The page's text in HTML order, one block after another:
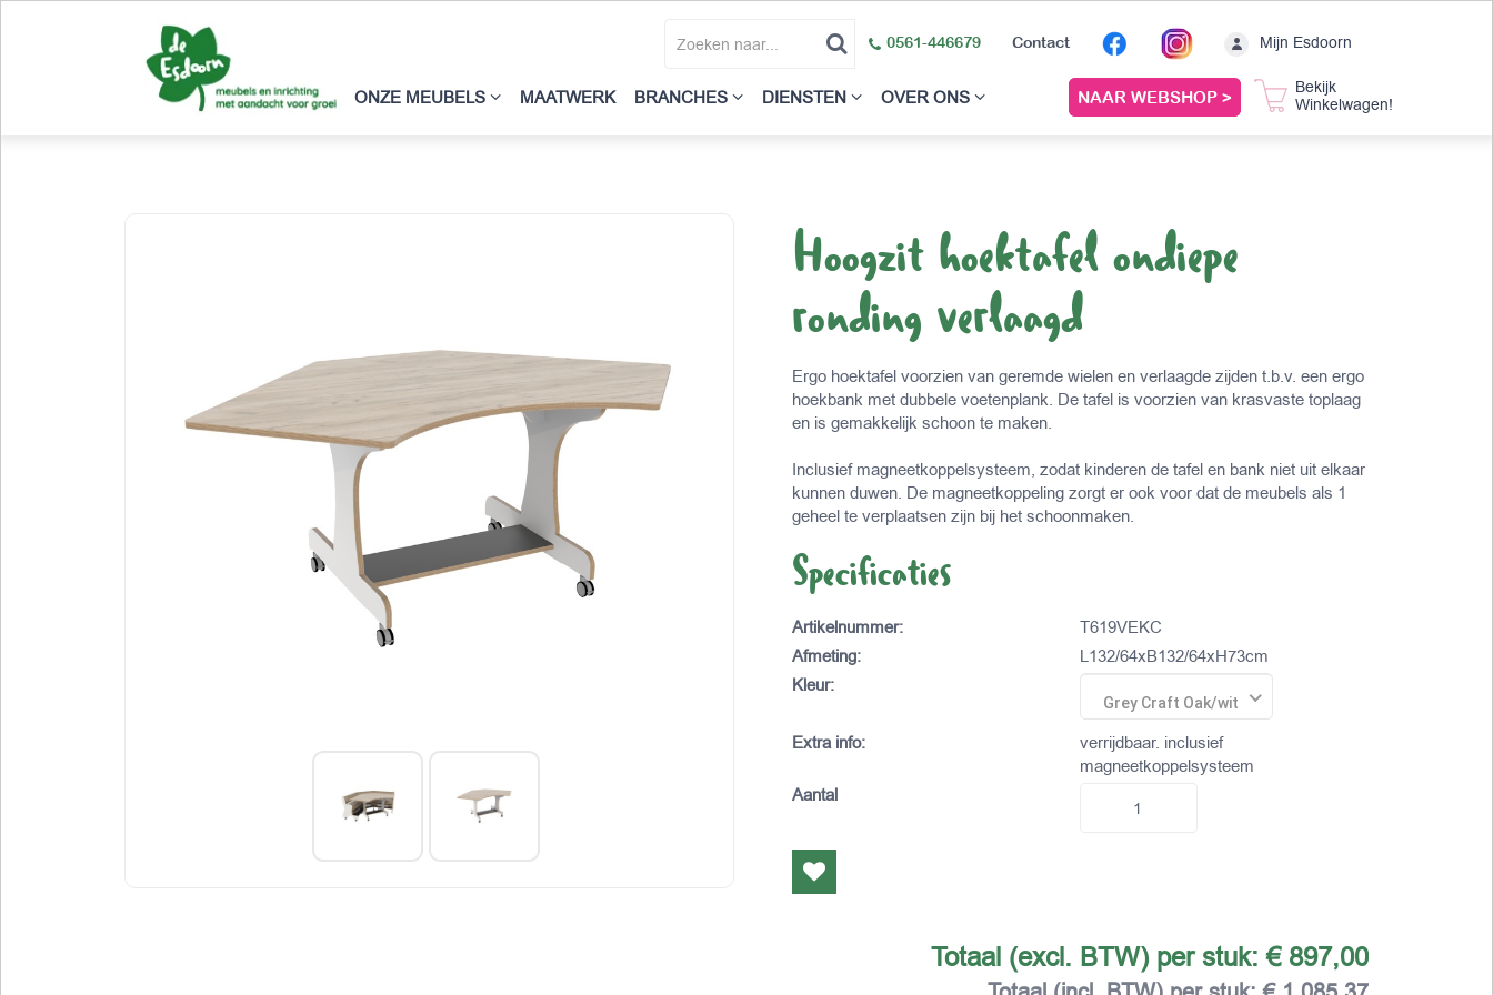
0561-446679 Contact Mijn Esdoorn
ONZE MEUBELS MAATWERK BRANCHES DIENSTEN OVER ONS NAAR WEBSHOP >
Bekijk
Winkelwagen!
Hoogzit hoektafel ondiepe
ronding verlaagd
Ergo hoektafel voorzien van geremde wielen en verlaagde zijden t.b.v. een ergo
hoekbank met dubbele voetenplank. De tafel is voorzien van krasvaste toplaag
en is gemakkelijk schoon te maken.
Inclusief magneetkoppelsysteem, zodat kinderen de tafel en bank niet uit elkaar
kunnen duwen. De magneetkoppeling zorgt er ook voor dat de meubels als 1
geheel te verplaatsen zijn bij het schoonmaken.
Specificaties
Artikelnummer:
T619VEKC
Afmeting:
L132/64xB132/64xH73cm
Kleur:
Grey Craft Oak/wit
Extra info:
verrijdbaar. inclusief
magneetkoppelsysteem
Aantal
Totaal (excl. BTW) per stuk:€ 897,00